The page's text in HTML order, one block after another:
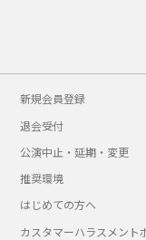
新規会員登録
退会受付
公演中止・延期・変更
推奨環境
はじめての方へ
カスタマーハラスメント